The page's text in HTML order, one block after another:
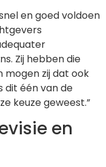
en goed voldoen
Zij hebben die
mogen zij dat ook
dit één van de
keuze geweest.”
en